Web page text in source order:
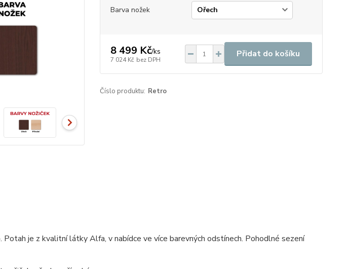
Barva nožek
8 499 Kč/ks
7 024 Kč bez DPH
Přidat do košíku
Číslo produktu: Retro
je z kvalitní látky Alfa, v nabídce ve více barevných odstínech. Pohodlné sezení